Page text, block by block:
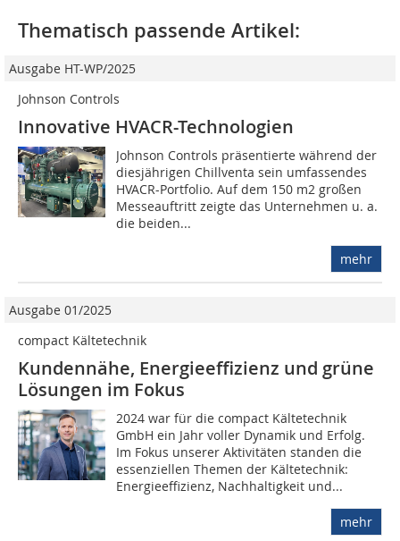
Thematisch passende Artikel:
Ausgabe HT-WP/2025
Johnson Controls
Innovative HVACR-Technologien
Johnson Controls präsentierte während der
diesjährigen Chillventa sein umfassendes
HVACR-Portfolio. Auf dem 150 m2 großen
Messeauftritt zeigte das Unternehmen u. a.
die beiden...
mehr
Ausgabe 01/2025
compact Kältetechnik
Kundennähe, Energieeffizienz und grüne
Lösungen im Fokus
2024 war für die compact Kältetechnik
GmbH ein Jahr voller Dynamik und Erfolg.
Im Fokus unserer Aktivitäten standen die
essenziellen Themen der Kältetechnik:
Energieeffizienz, Nachhaltigkeit und...
mehr